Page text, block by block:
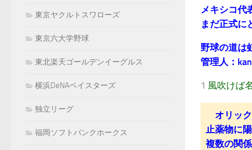
メキシコ代
まだ正式に
野球の道は
管理人：
1 風吹けば
オリック
止薬物に
複数の関
東京ヤクルトスワローズ
東京六大学野球
東北楽天ゴールデンイーグルス
横浜DeNAベイスターズ
独立リーグ
福岡ソフトバンクホークス